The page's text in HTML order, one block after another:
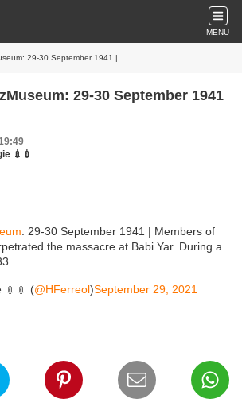
MENU
29-30 September 1941 |...
29-30 September 1941
💉💉
: 29-30 September 1941 | Members of
the massacre at Babi Yar. During a
💉💉 (@HFerreol)September 29, 2021